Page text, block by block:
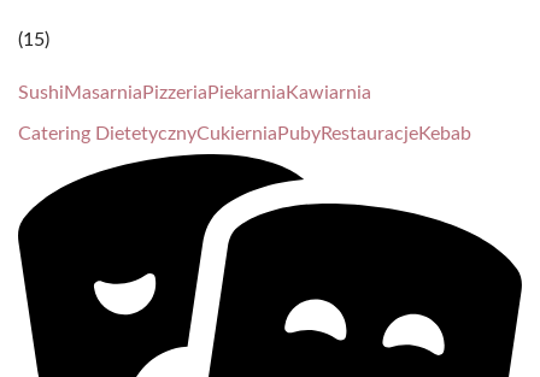
(15)
SushiMasarnia Pizzeria Piekarnia Kawiarnia
Catering DietetycznyCukiernia PubyRestauracjeKebab